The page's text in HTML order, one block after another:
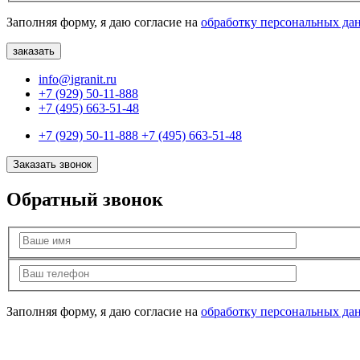
Заполняя форму, я даю согласие на обработку персональных
info@igranit.ru
+7 (929) 50-11-888
+7 (495) 663-51-48
+7 (929) 50-11-888 +7 (495) 663-51-48
Заказать звонок
Обратный звонок
Заполняя форму, я даю согласие на обработку персональных